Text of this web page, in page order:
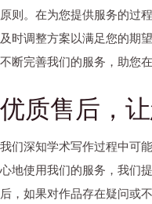
原则。在为您提供服务的过
及时调整方案以满足您的期
不断完善我们的服务，助您
优质售后，
我们深知学术写作过程中可
心地使用我们的服务，我们
后，如果对作品存在疑问或